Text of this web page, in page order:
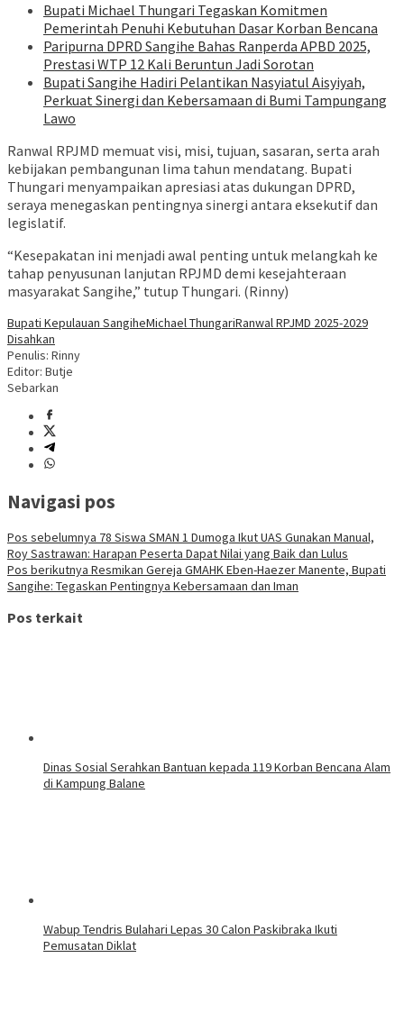
Bupati Michael Thungari Tegaskan Komitmen
Pemerintah Penuhi Kebutuhan Dasar Korban Bencana
Paripurna DPRD Sangihe Bahas Ranperda APBD 2025,
Prestasi WTP 12 Kali Beruntun Jadi Sorotan
‎Bupati Sangihe Hadiri Pelantikan Nasyiatul Aisyiyah,
Perkuat Sinergi dan Kebersamaan di Bumi Tampungang
Lawo
Ranwal RPJMD memuat visi, misi, tujuan, sasaran, serta arah
kebijakan pembangunan lima tahun mendatang. Bupati
Thungari menyampaikan apresiasi atas dukungan DPRD,
seraya menegaskan pentingnya sinergi antara eksekutif dan
legislatif.
“Kesepakatan ini menjadi awal penting untuk melangkah ke
tahap penyusunan lanjutan RPJMD demi kesejahteraan
masyarakat Sangihe,” tutup Thungari. (Rinny)
Bupati Kepulauan SangiheMichael ThungariRanwal RPJMD 2025-2029
Disahkan
Penulis: Rinny
Editor: Butje
Sebarkan
Navigasi pos
Pos sebelumnya 78 Siswa SMAN 1 Dumoga Ikut UAS Gunakan Manual,
Roy Sastrawan: Harapan Peserta Dapat Nilai yang Baik dan Lulus
Pos berikutnya Resmikan Gereja GMAHK Eben-Haezer Manente, Bupati
Sangihe: Tegaskan Pentingnya Kebersamaan dan Iman
Pos terkait
‎Dinas Sosial Serahkan Bantuan kepada 119 Korban Bencana Alam
di Kampung Balane
Wabup Tendris Bulahari Lepas 30 Calon Paskibraka Ikuti
Pemusatan Diklat